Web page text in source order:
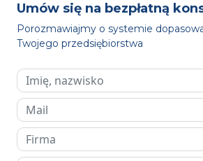
Umów się na bezpłatną
Porozmawiajmy o systemie
Twojego przedsiębiorstwa